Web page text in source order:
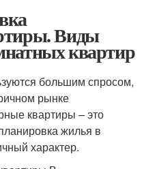
Виды
квартир
большим спросом,
рынке
квартиры – это
жилья в
характер.